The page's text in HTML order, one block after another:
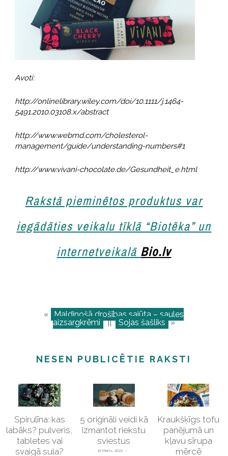
Avoti:
http://onlinelibrary.wiley.com/doi/10.1111/j.1464-
5491.2010.03108.x/abstract
http://www.webmd.com/cholesterol-
management/guide/understanding-numbers#1
http://www.vivani-chocolate.de/Gesundheit_e.html
Rakstā pieminētos produktus var
iegādāties veikalu tīklā “Biotēka” un
internetveikalā Bio.lv
«
Maldinošā drošības sajūta – saules
aizsargkrēmi || Sojas šašliks »
NESEN PUBLICĒTIE RAKSTI
Spirulīna: kas
labāks? pulveris,
tabletes vai
svaigā sula?
5 oriģināli veidi kā
izmantot riekstu
sviestus
18 Marts, 2022
Kraukšķīgs tofu
panējumā un
kļavu sīrupa
mērcē